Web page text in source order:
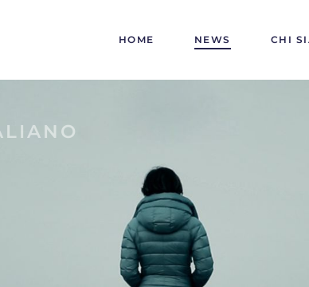
HOME NEWS CHI